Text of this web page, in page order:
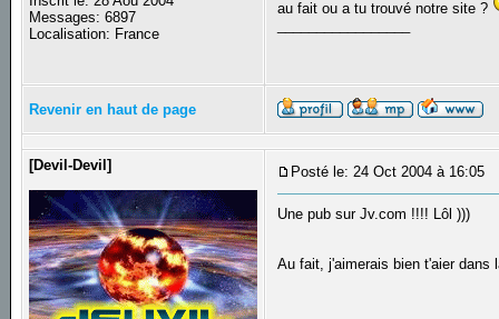
Messages: 6897
Localisation: France
au fait ou a tu trouvé notre site ?
Revenir en haut de page
[Devil-Devil] Posté le: 24 Oct 2004 à 16:05
Une pub sur Jv.com !!!! Lôl )))
Au fait, j'aimerais bien t'aier